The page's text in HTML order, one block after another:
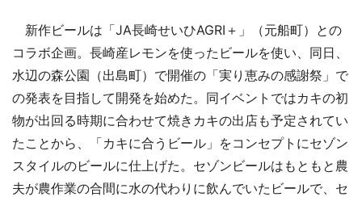
新作ビールは「JA長崎せいひAGRI＋」（元船町）との
コラボ企画。長崎産レモンを使ったビールを使い、同日、
水辺の森公園（出島町）で開催の「実り恵みの感謝祭」で
の発表を目指して開発を始めた。同イベントではカキの初
物が出回る時期に合わせて焼きカキの出店も予定されてい
たことから、「カキに合うビール」をコンセプトにセゾン
スタイルのビールに仕上げた。セゾンビールはもともと農
夫が農作業の合間に水の代わりに飲んでいたビールで、セ